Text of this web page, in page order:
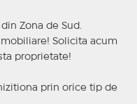
Zona de Sud.
Solicita acum
proprietate!
prin orice tip de